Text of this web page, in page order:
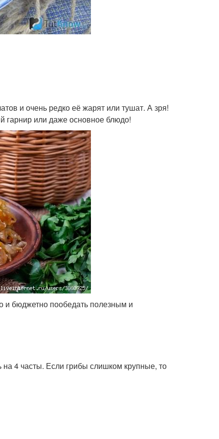
и очень редко её жарят или тушат. А зря!
гарнир или даже основное блюдо!
и бюджетно пообедать полезным и
4 часты. Если грибы слишком крупные, то